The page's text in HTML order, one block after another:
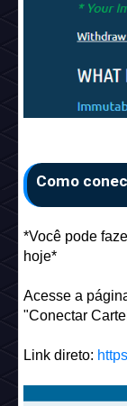
Como
*Você pode
hoje*
Acesse a
"Conectar
Link direto: